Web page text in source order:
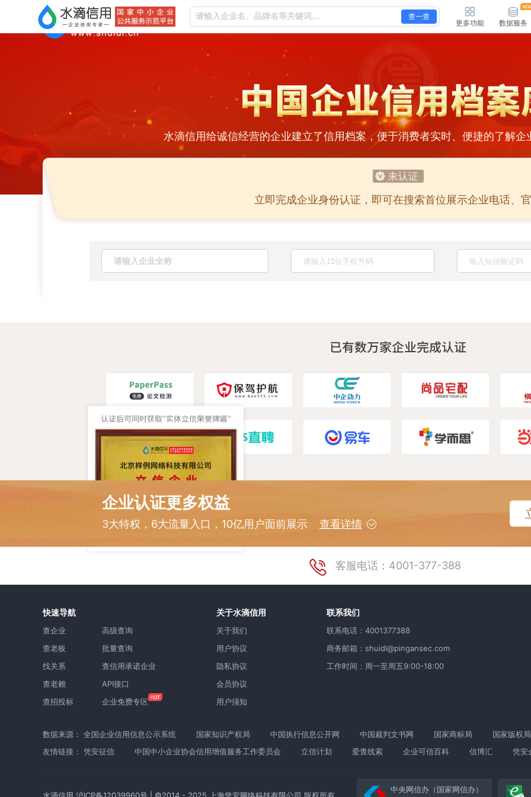
查一查
更多功能 数据服务
水滴信用给诚信经营的企业建立了信用档案，便于消费者实时、便捷的了解企
立即完成企业身份认证，即可在搜索首位展示企业电话、
企业认证更多权益
3大特权，6大流量入口，10亿用户面前展示 查看详情
客服电话：4001-377-388
快速导航
查企业
查老板
找关系
查老赖
查招投标
高级查询
批量查询
查信用承诺企业
API接口
企业免费专区
关于水滴信用
关于我们
用户协议
隐私协议
会员协议
用户须知
联系我们
联系电话：4001377388
商务邮箱：shuidi@pingansec.com
工作时间：周一至周五9:00-18:00
数据来源： 全国企业信用信息公示系统 国家知识产权局 中国执行信息公开网 中国裁判文书网 国家商标局
国家版权局
友情链接： 凭安征信 中国中小企业协会信用增值服务工作委员会 立信计划 爱查线索 企业可信百科 信博汇 凭安
水滴信用 沪ICP备12039960号 | ©2014 - 2025 上海凭安网络科技有限公司 版权所有
中央网信办（国家网信办）